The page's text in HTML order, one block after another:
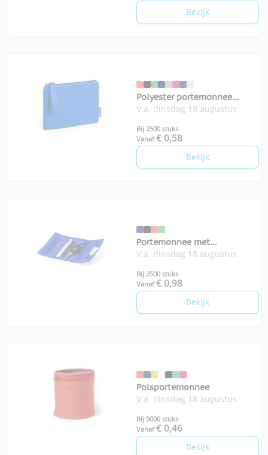
Bekijk
Polyester portemonnee
Nelsom
V.a. dinsdag 18 augustus
Bij 2500 stuks
Vanaf € 0,58
Bekijk
Portemonnee met
sleutelhanger
V.a. dinsdag 18 augustus
Bij 2500 stuks
Vanaf € 0,98
Bekijk
Polsportemonnee
V.a. dinsdag 18 augustus
Bij 5000 stuks
Vanaf € 0,46
Bekijk